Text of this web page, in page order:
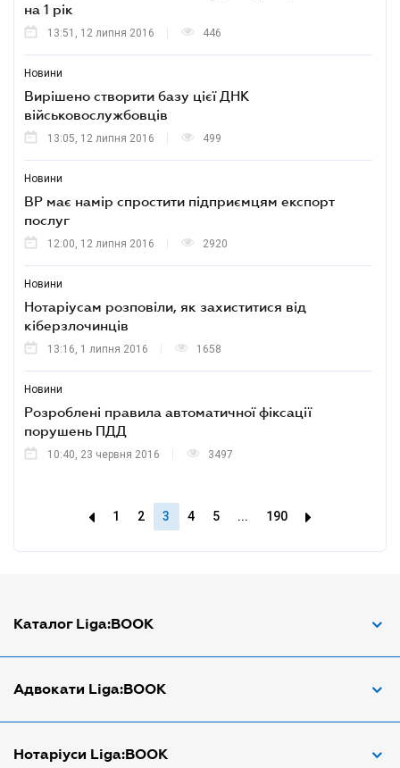
на 1 рік
13:51, 12 липня 2016 446
Новини
Вирішено створити базу цієї ДНК
військовослужбовців
13:05, 12 липня 2016 499
Новини
ВР має намір спростити підприємцям експорт
послуг
12:00, 12 липня 2016 2920
Новини
Нотаріусам розповіли, як захиститися від
кіберзлочинців
13:16, 1 липня 2016 1658
Новини
Розроблені правила автоматичної фіксації
порушень ПДД
10:40, 23 червня 2016 3497
1 2 3 4 5 ... 190
Каталог Liga:BOOK
Адвокат по ДТП
Арбітражний керуючий
Адвокати Liga:BOOK
Адвокати Дніпра
Нотаріуси Liga:BOOK